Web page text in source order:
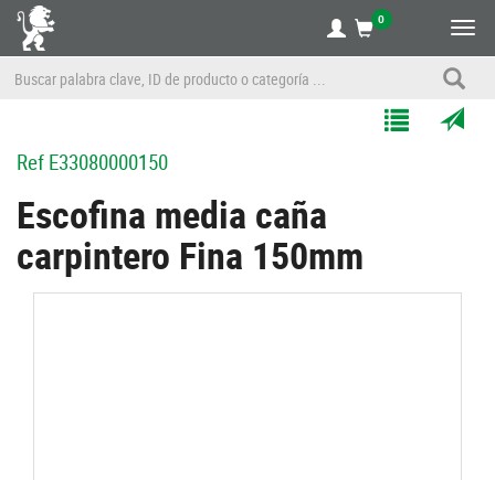
0
RefE33080000150
Escofina media caña
carpintero Fina 150mm